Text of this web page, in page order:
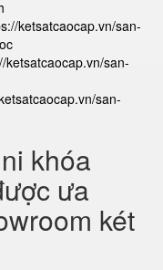
ketsatcaocap.vn/san-
ketsatcaocap.vn/san-
san-
khóa
ưa
két